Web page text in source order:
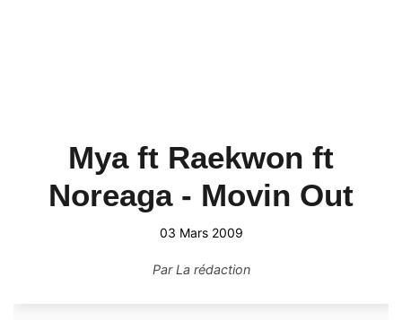
Mya ft Raekwon ft
Noreaga - Movin Out
03 Mars 2009
ParLa rédaction